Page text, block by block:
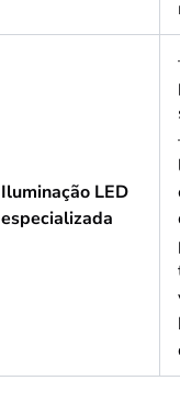
Iluminação LED
especializada